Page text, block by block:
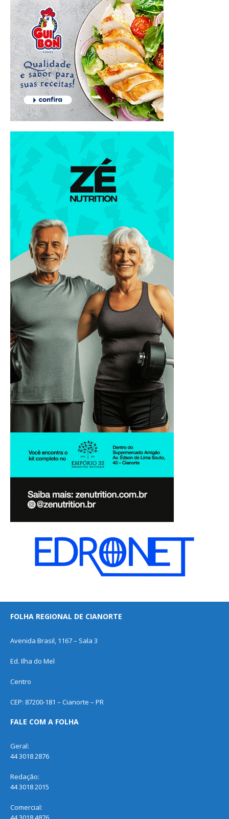
FOLHA REGIONAL DE CIANORTE
Avenida Brasil, 1167 – Sala 3
Ed. Ilha do Mel
Centro
CEP: 87200-181 – Cianorte – PR
FALE COM A FOLHA
Geral:
44 3018 2876
Redação:
44 3018 2015
Comercial: